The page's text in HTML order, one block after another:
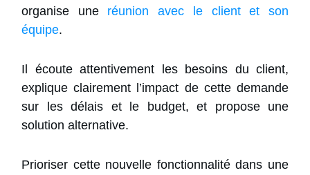
organise une réunion avec le client et son
équipe.
Il écoute attentivement les besoins du client,
explique clairement l’impact de cette demande
sur les délais et le budget, et propose une
solution alternative.
Prioriser cette nouvelle fonctionnalité dans une